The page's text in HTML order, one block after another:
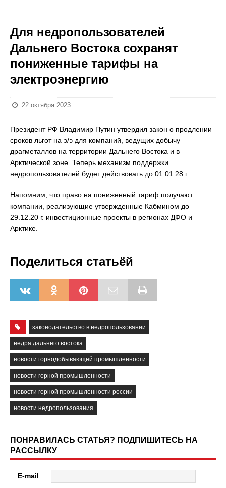
Для недропользователей
Дальнего Востока сохранят
пониженные тарифы на
электроэнергию
22 октября 2023
Президент РФ Владимир Путин утвердил закон о продлении
сроков льгот на э/э для компаний, ведущих добычу
драгметаллов на территории Дальнего Востока и в
Арктической зоне. Теперь механизм поддержки
недропользователей будет действовать до 01.01.28 г.
Напомним, что право на пониженный тариф получают
компании, реализующие утвержденные Кабмином до
29.12.20 г. инвестиционные проекты в регионах ДФО и
Арктике.
Поделиться статьёй
законодательство в недропользовании
недра дальнего востока
новости горнодобывающей промышленности
новости горной промышленности
новости горной промышленности россии
новости недропользования
ПОНРАВИЛАСЬ СТАТЬЯ? ПОДПИШИТЕСЬ НА
РАССЫЛКУ
E-mail